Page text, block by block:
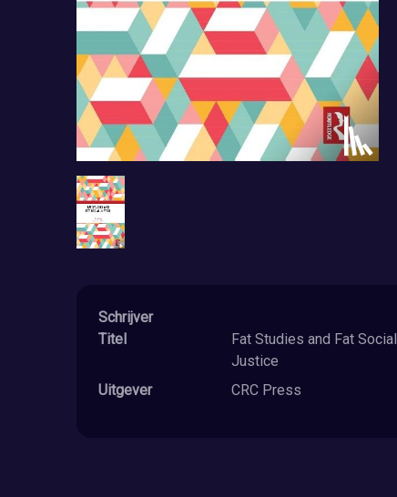
Schrijver
Titel
Fat Studies and Fat Social
Justice
Uitgever
CRC Press